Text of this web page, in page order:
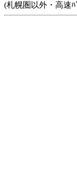
(札幌圏以外・高速ﾊ